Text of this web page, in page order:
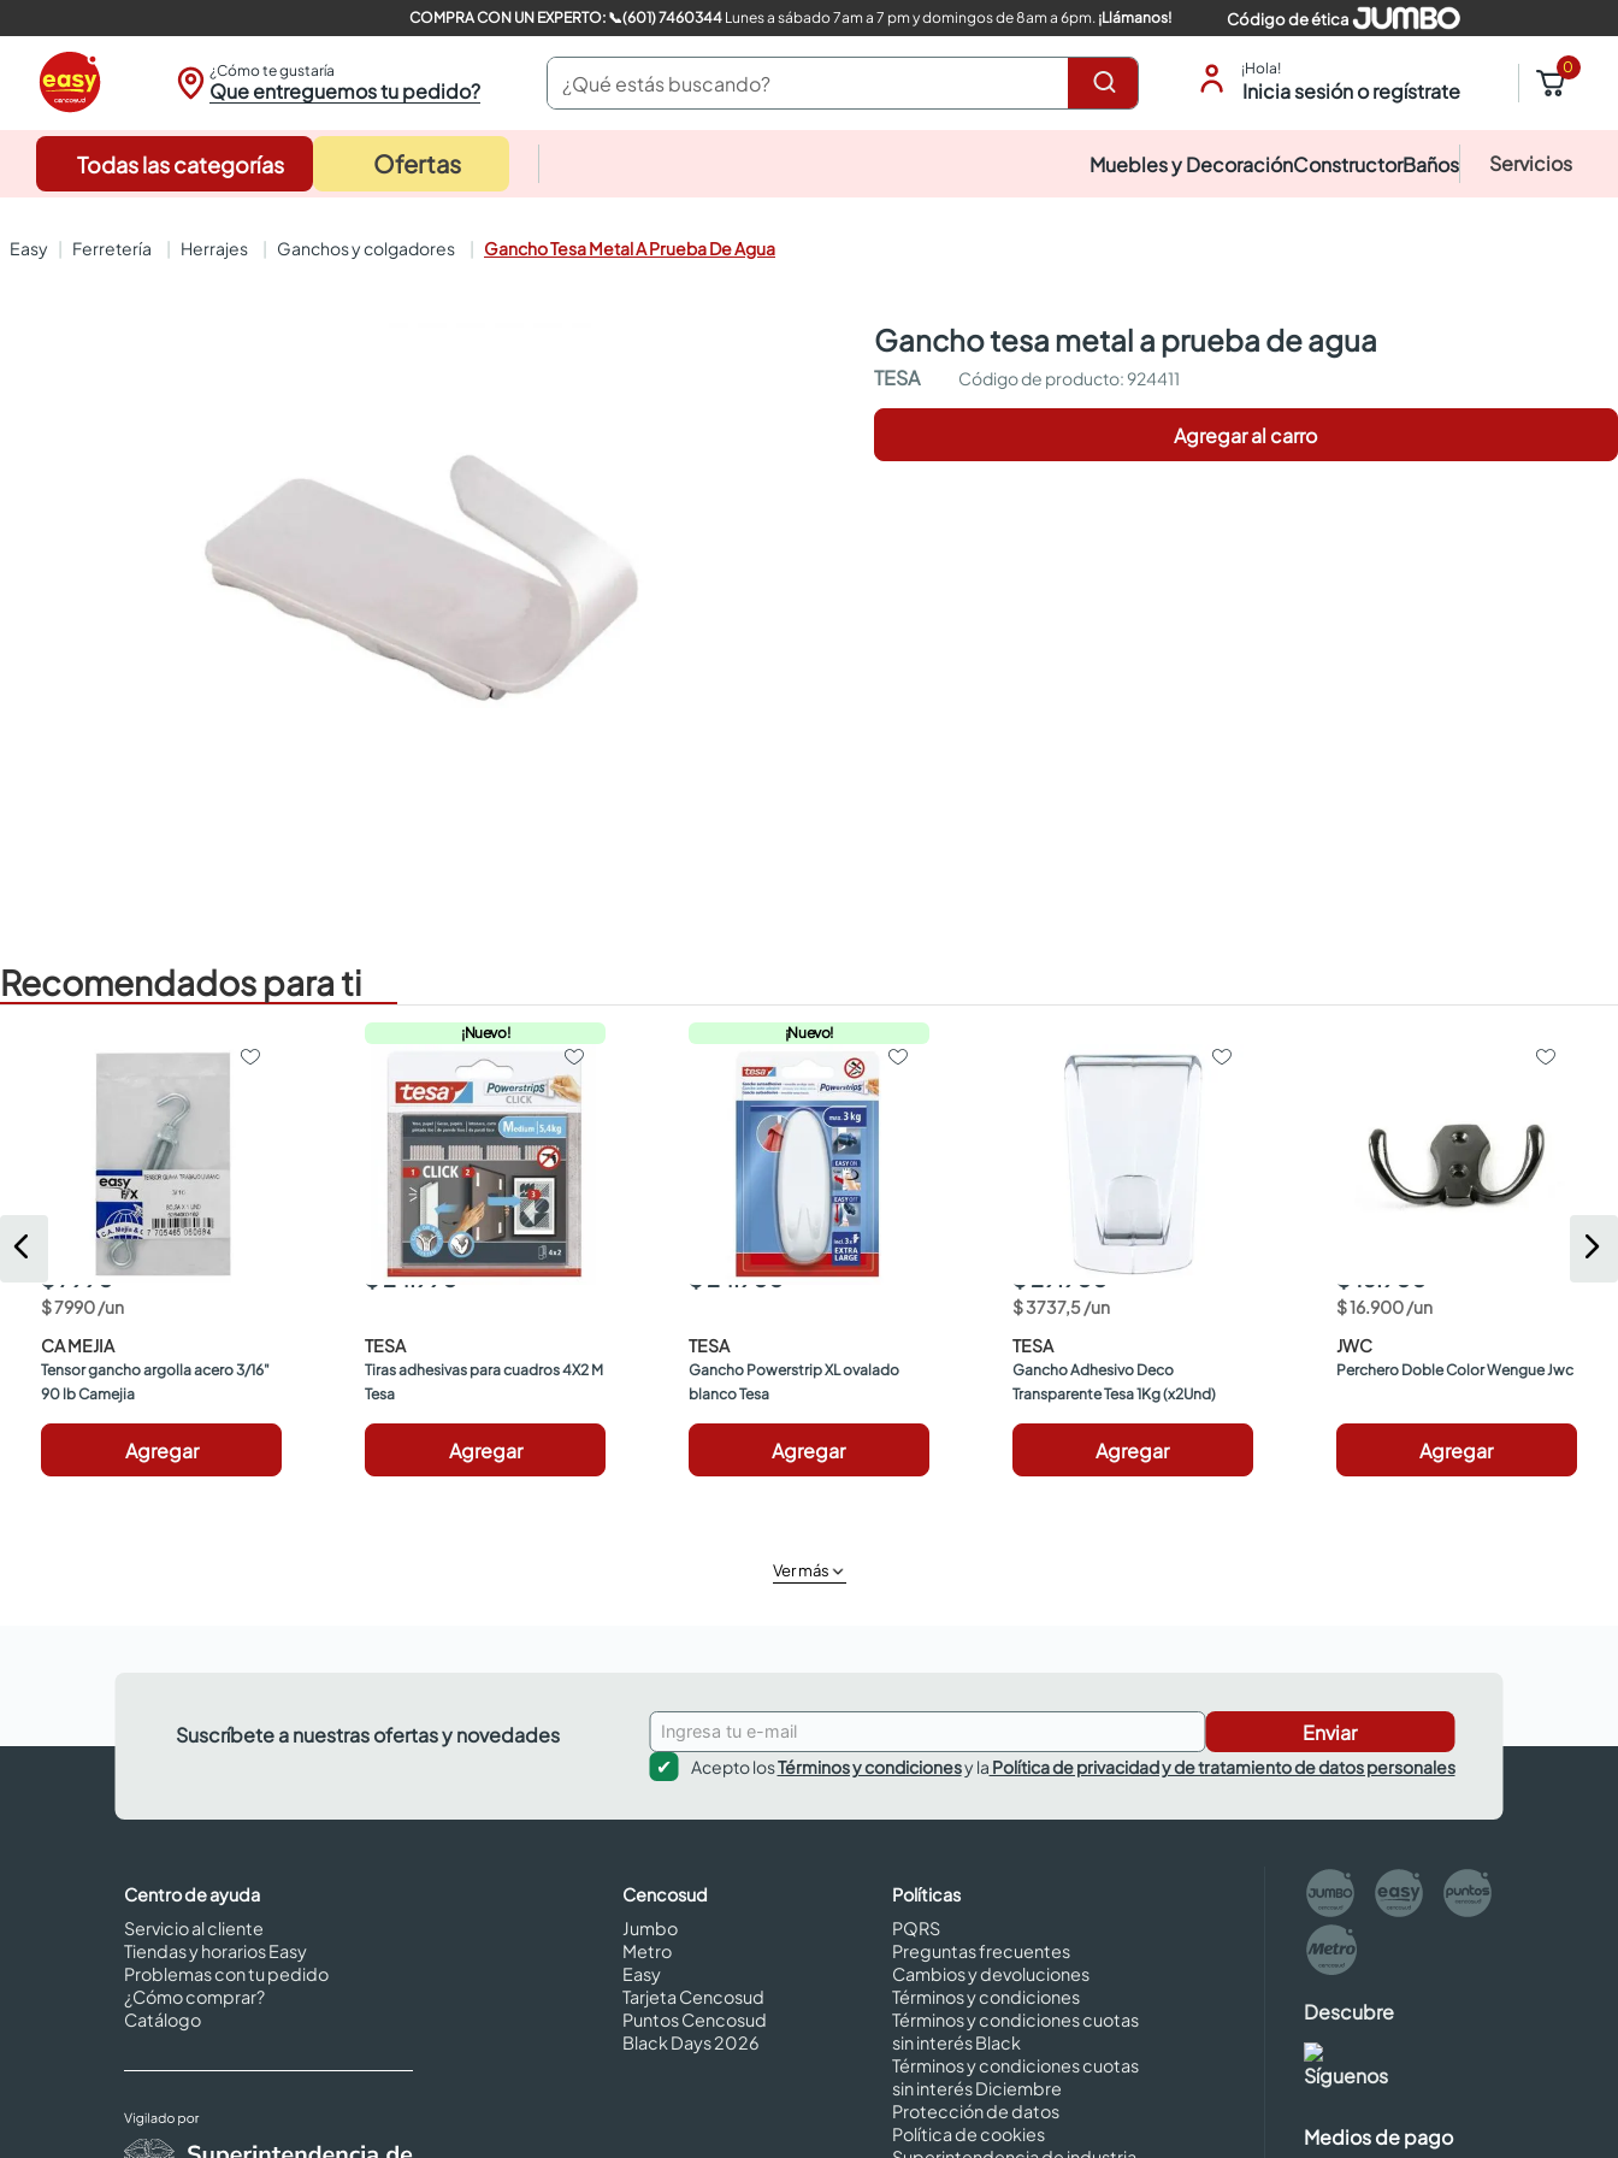
COMPRA CON UN EXPERTO: 📞(601) 7460344Lunes a sábado 7am a 7 pm y domingos de 8am a 6pm. ¡Llámanos! Código de ética
¿Cómo te gustaría
Que entreguemos tu pedido?
¿Qué estás buscando? ¡Hola!
Inicia sesión o regístrate
0
Todas las categorías Ofertas Muebles y DecoraciónConstructorBaños Servicios
ferretería herrajes ganchos y colgadores Gancho Tesa Metal A Prueba De Agua
gancho tesa metal a prueba de agua
TESA :924411
Agregar al carro
Recomendados para ti
$ 7990
$7990/un
CA MEJIA
Tensor gancho argolla acero 3/16"
90 lb Camejia
Agregar
¡Nuevo!
$ 24.990
TESA
Tiras adhesivas para cuadros 4X2 M
Tesa
Agregar
¡Nuevo!
$ 24.900
TESA
Gancho Powerstrip XL ovalado
blanco Tesa
Agregar
$ 29.900
$3737,5/un
TESA
Gancho Adhesivo Deco
Transparente Tesa 1Kg (x2Und)
Agregar
$ 16.900
$16.900/un
JWC
Perchero Doble Color Wengue Jwc
Agregar
Ver más
Suscríbete a nuestras ofertas y novedades Enviar
Acepto losTérminos y condicionesy la Política de privacidad y de tratamiento de datos personales
Centro de ayuda
Servicio al cliente
Tiendas y horarios Easy
Problemas con tu pedido
¿Cómo comprar?
Catálogo
Cencosud
Jumbo
Metro
Easy
Tarjeta Cencosud
Puntos Cencosud
Black Days 2026
Políticas
PQRS
Preguntas frecuentes
Cambios y devoluciones
Términos y condiciones
Términos y condiciones cuotas
sin interés Black
Términos y condiciones cuotas
sin interés Diciembre
Protección de datos
Política de cookies
Descubre
Síguenos
Medios de pago
closet
sanitarios